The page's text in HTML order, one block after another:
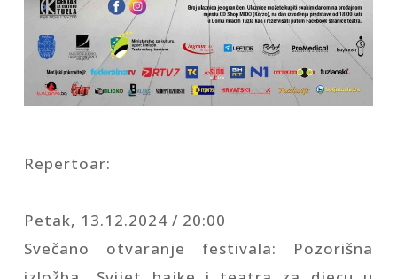
Repertoar:
Petak, 13.12.2024 / 20:00
Svečano otvaranje festivala: Pozorišna